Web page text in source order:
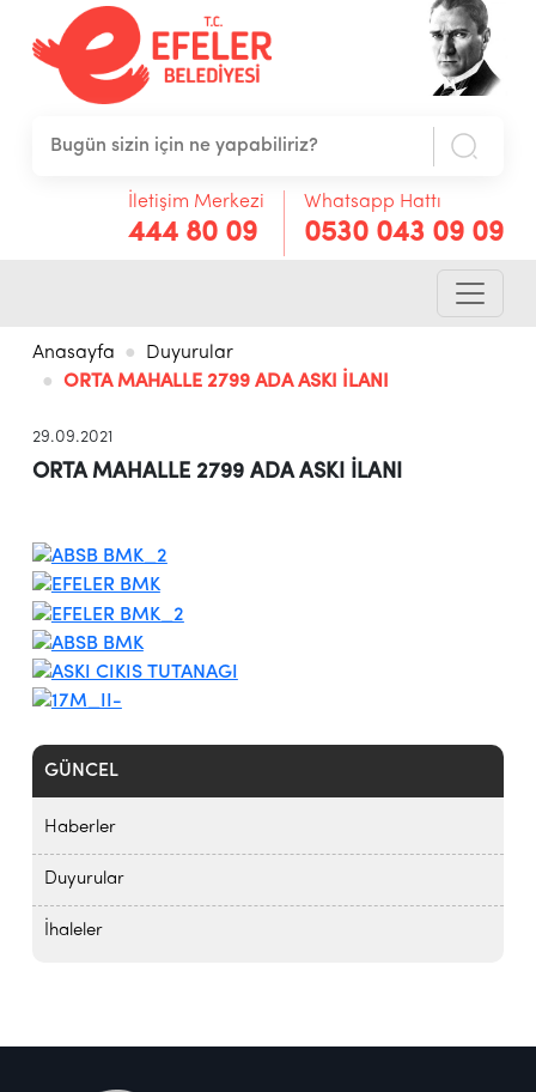
İletişim Merkezi
444 80 09
Whatsapp Hattı
0530 043 09 09
Anasayfa
Duyurular
ORTA MAHALLE 2799 ADA ASKI İLANI
GÜNCEL
Haberler
Duyurular
İhaleler
29.09.2021
ORTA MAHALLE 2799 ADA ASKI İLANI